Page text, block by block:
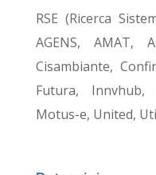
RSE (Ricerca
AGENS, AMAT,
Cisambiante,
Futura, Innvhub,
Motus-e, United,